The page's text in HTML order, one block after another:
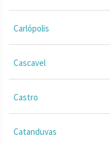
Carlópolis
Cascavel
Castro
Catanduvas